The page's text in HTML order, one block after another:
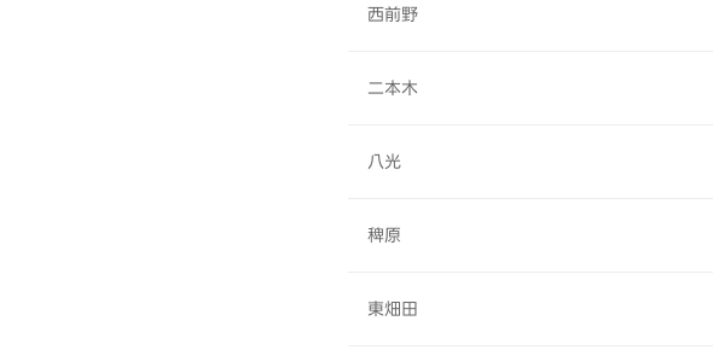
西前野
二本木
八光
稗原
東畑田